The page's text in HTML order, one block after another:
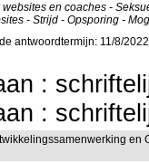
en coaches -
- Strijd - Opsporing -
antwoordtermijn: 11/8/
:
:
en